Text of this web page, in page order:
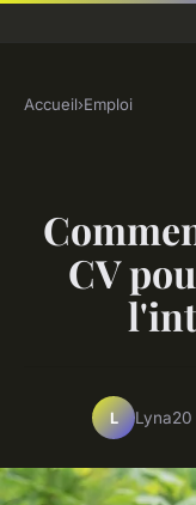
Accueil›Emploi
CV
L Lyna20